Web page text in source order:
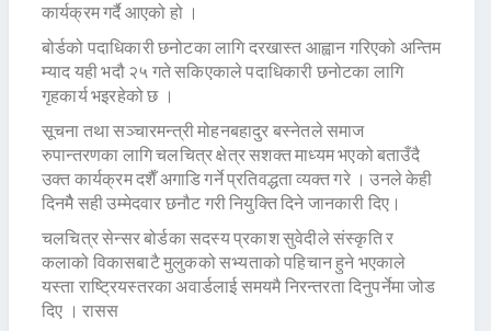
कार्यक्रम गर्दै आएको हो ।
बोर्डको पदाधिकारी छनोटका लागि दरखास्त आह्वान गरिएको अन्तिम
म्याद यही भदौ २५ गते सकिएकाले पदाधिकारी छनोटका लागि
गृहकार्य भइरहेको छ ।
सूचना तथा सञ्चारमन्त्री मोहनबहादुर बस्नेतले समाज
रुपान्तरणका लागि चलचित्र क्षेत्र सशक्त माध्यम भएको बताउँदै
उक्त कार्यक्रम दशैँ अगाडि गर्ने प्रतिवद्धता व्यक्त गरे । उनले केही
दिनमैै सही उम्मेदवार छनौट गरी नियुक्ति दिने जानकारी दिए।
चलचित्र सेन्सर बोर्डका सदस्य प्रकाश सुवेदीले संस्कृति र
कलाको विकासबाटै मुलुकको सभ्यताको पहिचान हुने भएकाले
यस्ता राष्ट्रियस्तरका अवार्डलाई समयमै निरन्तरता दिनुपर्नेमा जोड
दिए । रासस